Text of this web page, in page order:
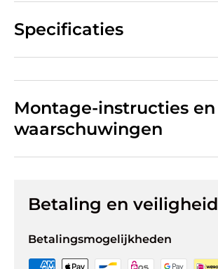
Specificaties
Montage-instructies en
waarschuwingen
Betaling en veiligheid
Betalingsmogelijkheden